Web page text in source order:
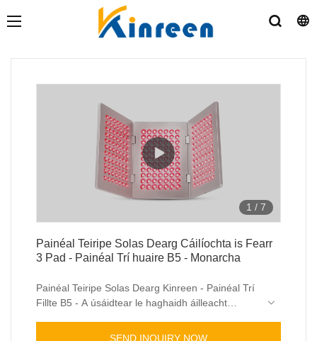
1 / 7
Painéal Teiripe Solas Dearg Cáilíochta is Fearr
3 Pad - Painéal Trí huaire B5 - Monarcha
Painéal Teiripe Solas Dearg Kinreen - Painéal Trí
Fillte B5 - A úsáidtear le haghaidh áilleacht
solas dearg infhillte 5 Pad a fheiceáil.
SEND INQUIRY NOW